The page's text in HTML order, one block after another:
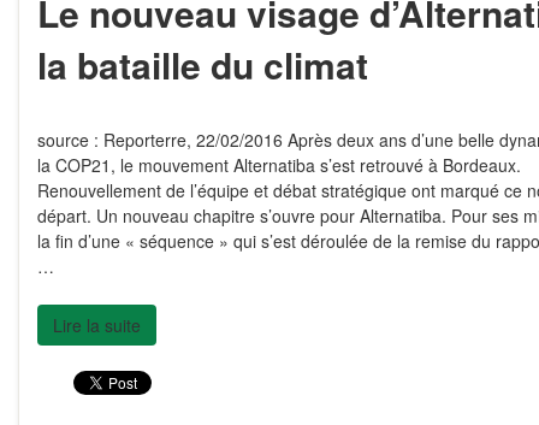
Le nouveau visage
la bataille du climat
source : Reporterre, 22/02/2016 Après deux ans d’une belle
la COP21, le mouvement Alternatiba s’est retrouvé à Bordeaux.
Renouvellement de l’équipe et débat stratégique ont marqué ce
départ. Un nouveau chapitre s’ouvre pour Alternatiba. Pour ses
la fin d’une « séquence » qui s’est déroulée de la remise du
…
Lire la suite